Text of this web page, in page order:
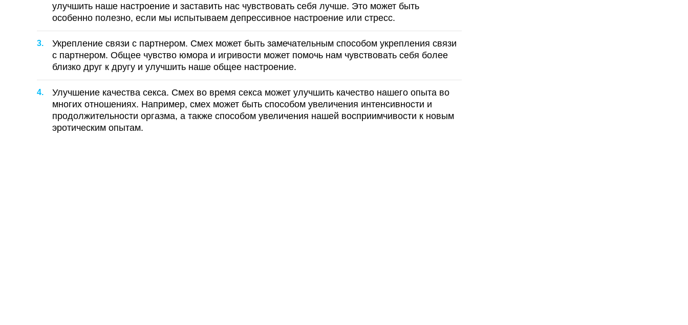
улучшить наше настроение и заставить нас чувствовать себя лучше. Это может быть
особенно полезно, если мы испытываем депрессивное настроение или стресс.
Укрепление связи с партнером. Смех может быть замечательным способом укрепления связи
с партнером. Общее чувство юмора и игривости может помочь нам чувствовать себя более
близко друг к другу и улучшить наше общее настроение.
Улучшение качества секса. Смех во время секса может улучшить качество нашего опыта во
многих отношениях. Например, смех может быть способом увеличения интенсивности и
продолжительности оргазма, а также способом увеличения нашей восприимчивости к новым
эротическим опытам.